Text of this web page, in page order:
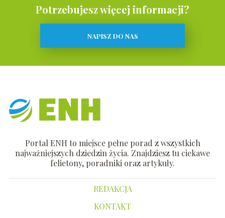
Potrzebujesz więcej informacji?
NAPISZ DO NAS
Portal ENH to miejsce pełne porad z wszystkich
najważniejszych dziedzin życia. Znajdziesz tu ciekawe
felietony, poradniki oraz artykuły.
REDAKCJA
KONTAKT